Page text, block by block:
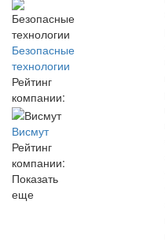
Безопасные
технологии
Рейтинг
компании:
Висмут
Рейтинг
компании:
Показать
еще